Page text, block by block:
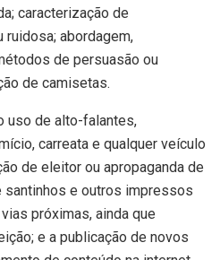
caracterização de
abordagem,
de persuasão ou
de camisetas.
uso de alto-falantes,
carreata e qualquer veículo
de eleitor ou apropaganda de
santinhos e outros impressos
próximas, ainda que
e a publicação de novos